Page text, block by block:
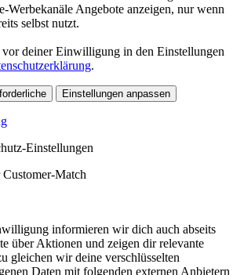
Werbekanäle Angebote anzeigen, nur wenn
selbst nutzt.
deiner Einwilligung in den Einstellungen
.
Einstellungen anpassen
Einstellungen
Match
informieren wir dich auch abseits
über Aktionen und zeigen dir relevante
gleichen wir deine verschlüsselten
Daten mit folgenden externen Anbietern